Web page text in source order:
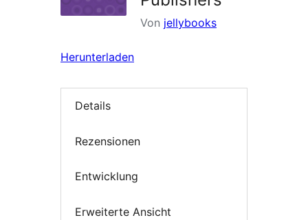
Von jellybooks
Herunterladen
Details
Rezensionen
Entwicklung
Erweiterte Ansicht